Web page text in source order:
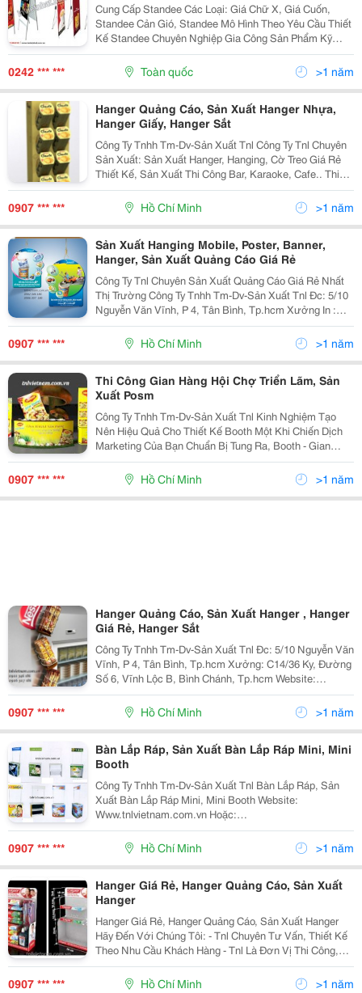
www.tnlvietnam.com.vn
ráp, chi phí vận chuyển giảm tối đa,
sản xuất số lượng hàng trăm nghìn
cái nhanh.
Cung Cấp Standee Các Loại: Giá Chữ X, Giá Cuốn,
Standee Cản Gió, Standee Mô Hình Theo Yêu Cầu Thiết
Kế Standee Chuyên Nghiệp Gia Công Sản Phẩm Kỹ
Càng Giá Rẻ, Cạnh Tranh Nhất Thị Trường Công Ty Tnhh
Quảng Cáo Và In Ấn Việt Nhật Là Đơn Vị
0242 *** *** Toàn quốc >1 năm
Hanger Quảng Cáo, Sản Xuất Hanger Nhựa,
Hanger Giấy, Hanger Sắt
Công Ty Tnhh Tm-Dv-Sản Xuất Tnl Công Ty Tnl Chuyên
Sản Xuất: Sản Xuất Hanger, Hanging, Cờ Treo Giá Rẻ
Thiết Kế, Sản Xuất Thi Công Bar, Karaoke, Cafe.. Thi
Công Ản Xuất Cổng Chào Sự Kiện, Cổng Chào Siêu Thị
Quảng Cáo Sản Xuất Posm, G
0907 *** *** Hồ Chí Minh >1 năm
Sản Xuất Hanging Mobile, Poster, Banner,
Hanger, Sản Xuất Quảng Cáo Giá Rẻ
Công Ty Tnl Chuyên Sản Xuất Quảng Cáo Giá Rẻ Nhất
Thị Trường Công Ty Tnhh Tm-Dv-Sản Xuất Tnl Đc: 5/10
Nguyễn Văn Vĩnh, P 4, Tân Bình, Tp.hcm Xưởng In :
C14/36 Ky, Đường Số 6, Vĩnh Lộc B, Bình Chánh,
Tp.hcm Website: Www.tnlvietnam
0907 *** *** Hồ Chí Minh >1 năm
Thi Công Gian Hàng Hội Chợ Triển Lãm, Sản
Xuất Posm
Công Ty Tnhh Tm-Dv-Sản Xuất Tnl Kinh Nghiệm Tạo
Nên Hiệu Quả Cho Thiết Kế Booth Một Khi Chiến Dịch
Marketing Của Bạn Chuẩn Bị Tung Ra, Booth - Gian
Hàng Lúc Này Trở Nên Quan Trọng Hơn Bao Giờ Hết
Khi Nó Đóng Vai Trò Là Điểm Gặp Đầu Tiên Của
0907 *** *** Hồ Chí Minh >1 năm
Hanger Quảng Cáo, Sản Xuất Hanger , Hanger
Giá Rẻ, Hanger Sắt
Công Ty Tnhh Tm-Dv-Sản Xuất Tnl Đc: 5/10 Nguyễn Văn
Vĩnh, P 4, Tân Bình, Tp.hcm Xưởng: C14/36 Ky, Đường
Số 6, Vĩnh Lộc B, Bình Chánh, Tp.hcm Website:
Www.tnlvietnam.com.vn Hoặc:
Http://Www.vatgia.com/Tnlvietnam . Mail:
Trinhletnlvietnam@Gmail.com Lin
0907 *** *** Hồ Chí Minh >1 năm
Bàn Lắp Ráp, Sản Xuất Bàn Lắp Ráp Mini, Mini
Booth
Công Ty Tnhh Tm-Dv-Sản Xuất Tnl Bàn Lắp Ráp, Sản
Xuất Bàn Lắp Ráp Mini, Mini Booth Website:
Www.tnlvietnam.com.vn Hoặc:
Http://Www.vatgia.com/Tnlvietnam . Mail:
Trinhletnlvietnam@Gmail.com
0907 *** *** Hồ Chí Minh >1 năm
Hanger Giá Rẻ, Hanger Quảng Cáo, Sản Xuất
Hanger
Hanger Giá Rẻ, Hanger Quảng Cáo, Sản Xuất Hanger
Hãy Đến Với Chúng Tôi: - Tnl Chuyên Tư Vấn, Thiết Kế
Theo Nhu Cầu Khách Hàng - Tnl Là Đơn Vị Thi Công,
Sản Xuất Và Lắp Đặt Hanger Số Lượng Lớn Trên Toàn
Quốc - Tnl Tư Vấn Về Chất L
0907 *** *** Hồ Chí Minh >1 năm